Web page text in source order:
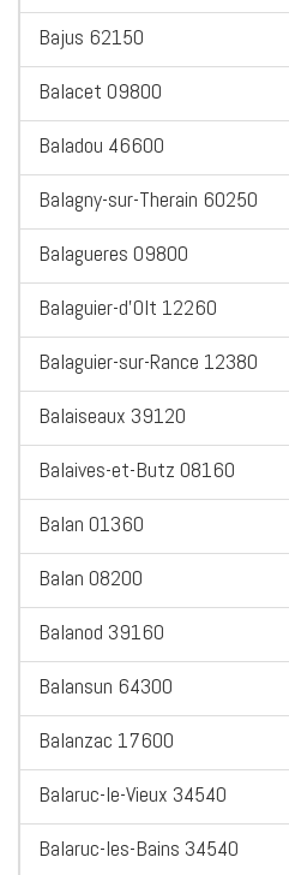
Bajus 62150
Balacet 09800
Baladou 46600
Balagny-sur-Therain 60250
Balagueres 09800
Balaguier-d'Olt 12260
Balaguier-sur-Rance 12380
Balaiseaux 39120
Balaives-et-Butz 08160
Balan 01360
Balan 08200
Balanod 39160
Balansun 64300
Balanzac 17600
Balaruc-le-Vieux 34540
Balaruc-les-Bains 34540